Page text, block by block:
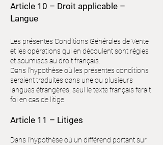
Article 10 – Droit applicable –
Langue
Les présentes Conditions Générales de Vente
et les opérations qui en découlent sont régies
et soumises au droit français.
Dans l’hypothèse où les présentes conditions
seraient traduites dans une ou plusieurs
langues étrangères, seul le texte français ferait
foi en cas de litige.
Article 11 – Litiges
Dans l’hypothèse où un différend portant sur